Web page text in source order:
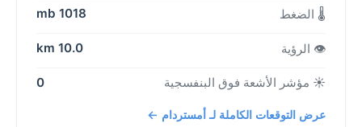
🌡️ الضغط 1018 mb
👁️ الرؤية 10.0 km
☀️ مؤشر الأشعة فوق البنفسجية 0
عرض التوقعات الكاملة لـ أمستردام ←